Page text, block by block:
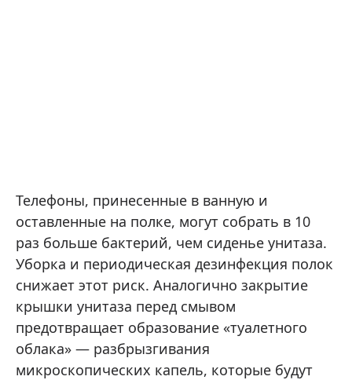
Телефоны, принесенные в ванную и
оставленные на полке, могут собрать в 10
раз больше бактерий, чем сиденье унитаза.
Уборка и периодическая дезинфекция полок
снижает этот риск. Аналогично закрытие
крышки унитаза перед смывом
предотвращает образование «туалетного
облака» — разбрызгивания
микроскопических капель, которые будут